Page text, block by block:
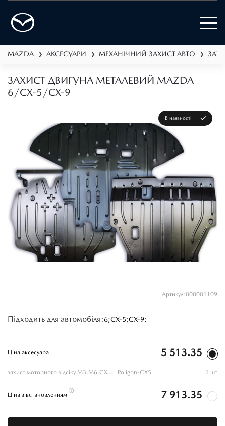
MAZDA ❯ АКСЕСУАРИ ❯ МЕХАНІЧНИЙ ЗАХИСТ АВТО ❯
ЗАХИСТ ДВИГУНА МЕТАЛЕВИЙ MAZDA
6/CX-5/CX-9
В наявності
Артикул:000001109
Підходить для автомобіля:6;CX-5;CX-9;
Ціна аксесуара 5 513.35
захист моторного відсіку M3,M6,CX-5,9 2015-, Poligon-CX5 1 шт
Ціна з встановленням 7 913.35